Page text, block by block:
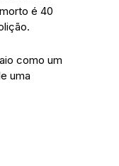
é 40
como um
uma